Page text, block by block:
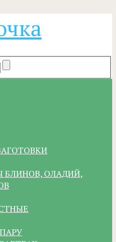
БЛИНОВ, ОЛАДИЙ,